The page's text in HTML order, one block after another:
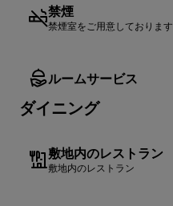
禁煙
禁煙室をご用意しております
ルームサービス
ダイニング
敷地内のレストラン
敷地内のレストラン